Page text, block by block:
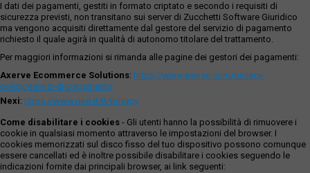
I dati dei pagamenti, gestiti in formato criptato e secondo i requisiti di
sicurezza previsti, non transitano sui server di Zucchetti Software Giuridico
ma vengono acquisiti direttamente dal gestore del servizio di pagamento
richiesto il quale agirà in qualità di autonomo titolare del trattamento.
Per maggiori informazioni si rimanda alle pagine dei gestori dei pagamenti:
Axerve Ecommerce Solutions: https://www.axerve.com/privacy-
policy/servizi-di-pagamento
Nexi: https://www.nexi.it/it/privacy
Come disabilitare i cookies - Gli utenti hanno la possibilità di rimuovere i
cookie in qualsiasi momento attraverso le impostazioni del browser. I
cookies memorizzati sul disco fisso del tuo dispositivo possono comunque
essere cancellati ed è inoltre possibile disabilitare i cookies seguendo le
indicazioni fornite dai principali browser, ai link seguenti: